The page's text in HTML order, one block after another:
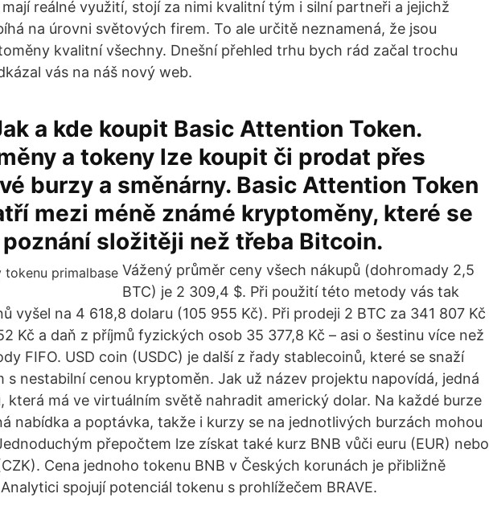
reálné využití, stojí za nimi kvalitní tým i silní partneři a jejichž
na úrovni světových firem. To ale určitě neznamená, že jsou
kvalitní všechny. Dnešní přehled trhu bych rád začal trochu
vás na náš nový web.
a kde koupit Basic Attention Token.
a tokeny lze koupit či prodat přes
burzy a směnárny. Basic Attention Token
mezi méně známé kryptoměny, které se
složitěji než třeba Bitcoin.
Vážený průměr ceny všech nákupů (dohromady 2,5
BTC) je 2 309,4 $. Při použití této metody vás tak
vyšel na 4 618,8 dolaru (105 955 Kč). Při prodeji 2 BTC za 341 807 Kč
Kč a daň z příjmů fyzických osob 35 377,8 Kč – asi o šestinu více než
FIFO. USD coin (USDC) je další z řady stablecoinů, které se snaží
s nestabilní cenou kryptoměn. Jak už název projektu napovídá, jedná
která má ve virtuálním světě nahradit americký dolar. Na každé burze
nabídka a poptávka, takže i kurzy se na jednotlivých burzách mohou
přepočtem lze získat také kurz BNB vůči euru (EUR) nebo
Cena jednoho tokenu BNB v Českých korunách je přibližně
spojují potenciál tokenu s prohlížečem BRAVE.